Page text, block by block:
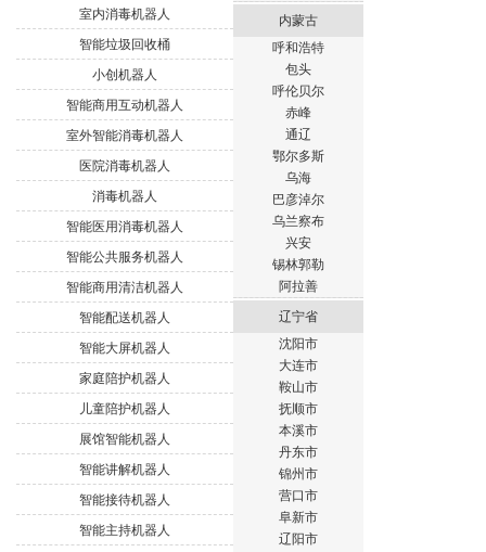
室内消毒机器人
智能垃圾回收桶
小创机器人
智能商用互动机器人
室外智能消毒机器人
医院消毒机器人
消毒机器人
智能医用消毒机器人
智能公共服务机器人
智能商用清洁机器人
智能配送机器人
智能大屏机器人
家庭陪护机器人
儿童陪护机器人
展馆智能机器人
智能讲解机器人
智能接待机器人
智能主持机器人
内蒙古
呼和浩特
包头
呼伦贝尔
赤峰
通辽
鄂尔多斯
乌海
巴彦淖尔
乌兰察布
兴安
锡林郭勒
阿拉善
辽宁省
沈阳市
大连市
鞍山市
抚顺市
本溪市
丹东市
锦州市
营口市
阜新市
辽阳市